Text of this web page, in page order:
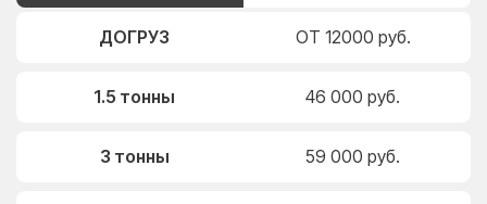
ДОГРУЗ ОТ 12000 руб.
1.5 тонны 46 000 руб.
3 тонны 59 000 руб.